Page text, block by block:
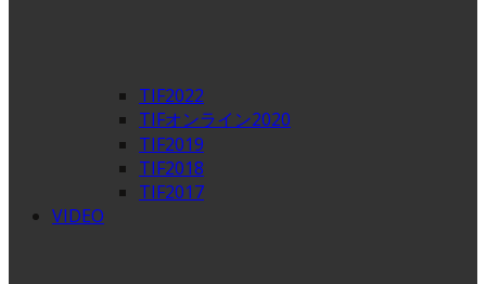
TIF2022
TIFオンライン2020
TIF2019
TIF2018
TIF2017
VIDEO